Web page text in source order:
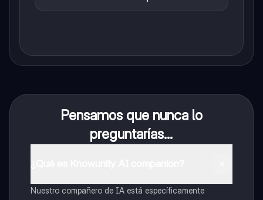
Pensamos que nunca lo
preguntarías...
Nuestro compañero de IA está específicamente